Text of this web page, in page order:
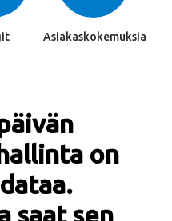
Asiakaskokemuksia
on
saat sen